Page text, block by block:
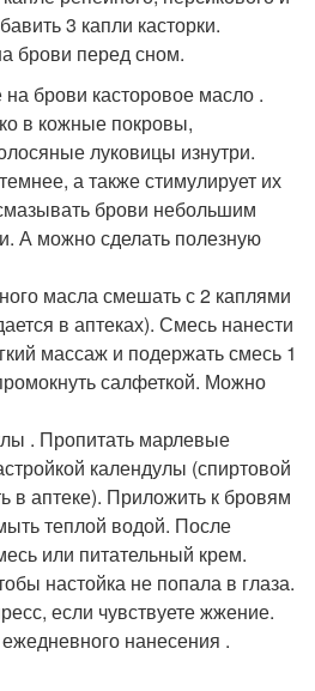
3 капли касторки.
брови перед сном.
брови касторовое масло .
в кожные покровы,
луковицы изнутри.
а также стимулирует их
брови небольшим
А можно сделать полезную
масла смешать с 2 каплями
в аптеках). Смесь нанести
массаж и подержать смесь 1
салфеткой. Можно
. Пропитать марлевые
календулы (спиртовой
в аптеке). Приложить к бровям
теплой водой. После
или питательный крем.
настойка не попала в глаза.
если чувствуете жжение.
нанесения .